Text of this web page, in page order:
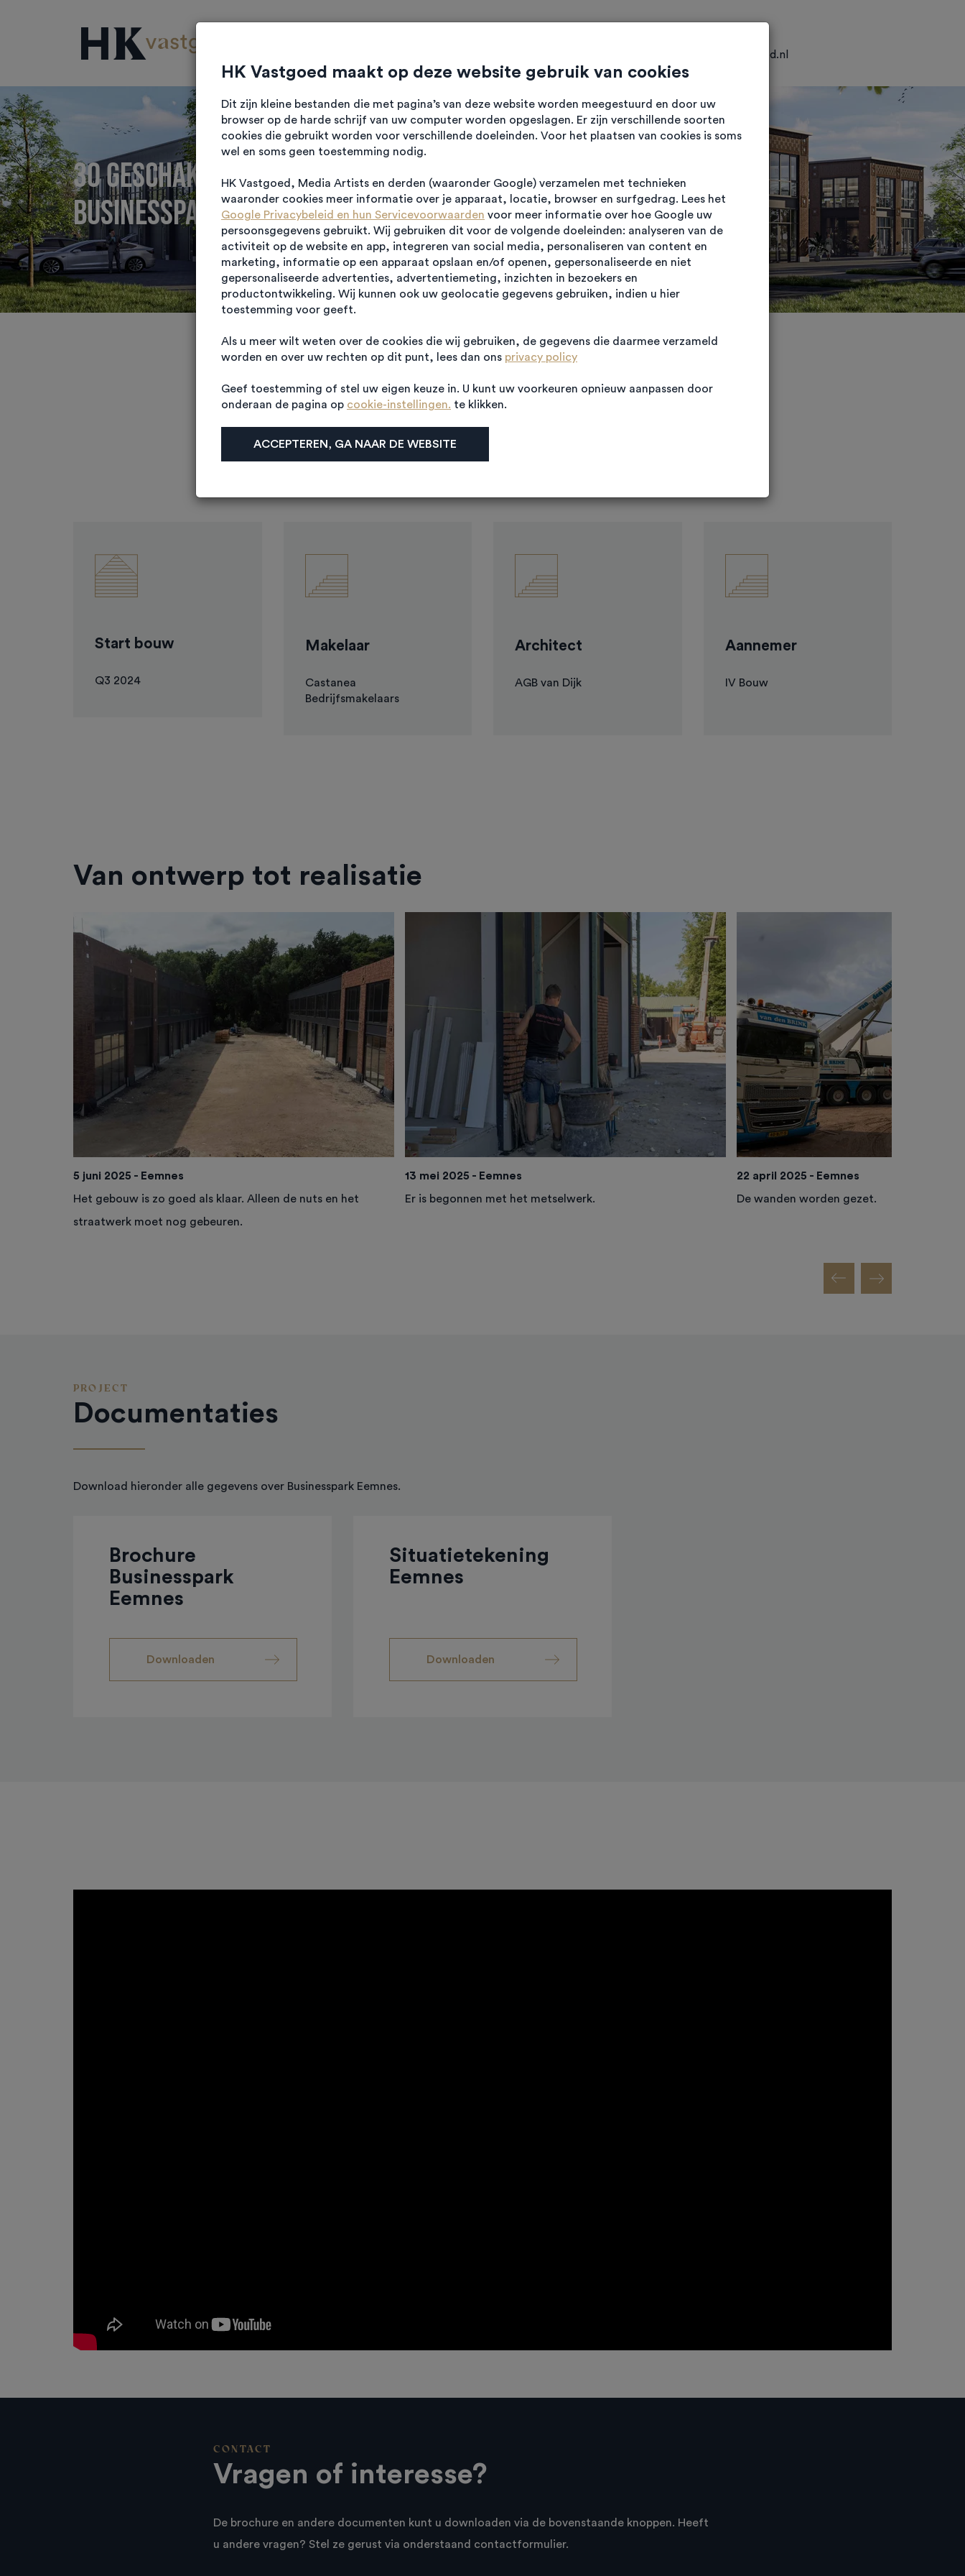
info@hkvastgoed.nl
30 geschakelde bedrijfsunits
Businesspark Eemnes
PROJECTINFORMATIE
Algemene informatie
Businesspark Eemnes bestaat uit 30 geschakelde businessunits met een bruto vloeroppervlakte van
100 m2 tot 156 m2. Alle units worden voorzien van een beperkt kantoorgedeelte met een trap
richting de verdiepingsvloer. U kunt er uw kantoor houden en uw bedrijfsspullen opslaan. Een
Start bouw
Q3 2024
Makelaar
Castanea
Bedrijfsmakelaars
Architect
AGB van Dijk
Aannemer
IV Bouw
Van ontwerp tot realisatie
5 juni 2025 - Eemnes
Het gebouw is zo goed als klaar. Alleen de nuts en het
straatwerk moet nog gebeuren.
13 mei 2025 - Eemnes
Er is begonnen met het metselwerk.
22 april 2025 - Eemnes
De wanden worden gezet.
PROJECT
Documentaties
Download hieronder alle gegevens over Businesspark Eemnes.
Brochure
Businesspark
Eemnes
Downloaden
Situatietekening
Eemnes
Downloaden
CONTACT
Vragen of interesse?
De brochure en andere documenten kunt u downloaden via de bovenstaande knoppen. Heeft
u andere vragen? Stel ze gerust via onderstaand contactformulier.
HK Vastgoed maakt op deze website gebruik van cookies
Dit zijn kleine bestanden die met pagina’s van deze website worden meegestuurd en door uw
browser op de harde schrijf van uw computer worden opgeslagen. Er zijn verschillende soorten
cookies die gebruikt worden voor verschillende doeleinden. Voor het plaatsen van cookies is soms
wel en soms geen toestemming nodig.
HK Vastgoed, Media Artists en derden (waaronder Google) verzamelen met technieken
waaronder cookies meer informatie over je apparaat, locatie, browser en surfgedrag. Lees het
Google Privacybeleid en hun Servicevoorwaarden voor meer informatie over hoe Google uw
persoonsgegevens gebruikt. Wij gebruiken dit voor de volgende doeleinden: analyseren van de
activiteit op de website en app, integreren van social media, personaliseren van content en
marketing, informatie op een apparaat opslaan en/of openen, gepersonaliseerde en niet
gepersonaliseerde advertenties, advertentiemeting, inzichten in bezoekers en
productontwikkeling. Wij kunnen ook uw geolocatie gegevens gebruiken, indien u hier
toestemming voor geeft.
Als u meer wilt weten over de cookies die wij gebruiken, de gegevens die daarmee verzameld
worden en over uw rechten op dit punt, lees dan ons privacy policy
Geef toestemming of stel uw eigen keuze in. U kunt uw voorkeuren opnieuw aanpassen door
onderaan de pagina op cookie-instellingen. te klikken.
ACCEPTEREN, GA NAAR DE WEBSITE